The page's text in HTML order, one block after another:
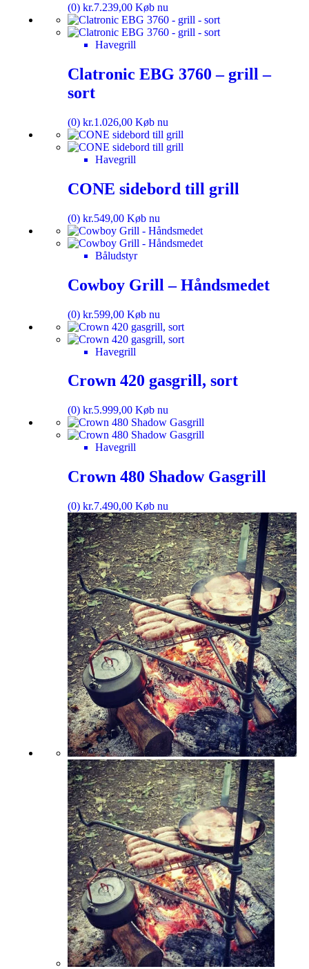
(0) kr.7.239,00 Køb nu
Havegrill
Clatronic EBG 3760 – grill –
sort
(0) kr.1.026,00 Køb nu
Havegrill
CONE sidebord till grill
(0) kr.549,00 Køb nu
Båludstyr
Cowboy Grill – Håndsmedet
(0) kr.599,00 Køb nu
Havegrill
Crown 420 gasgrill, sort
(0) kr.5.999,00 Køb nu
Havegrill
Crown 480 Shadow Gasgrill
(0) kr.7.490,00 Køb nu